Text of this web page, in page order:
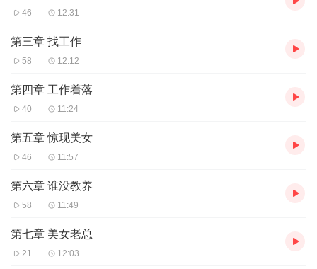
46 12:31
第三章 找工作
58 12:12
第四章 工作着落
40 11:24
第五章 惊现美女
46 11:57
第六章 谁没教养
58 11:49
第七章 美女老总
21 12:03